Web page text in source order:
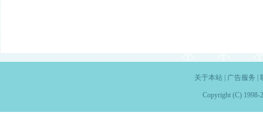
关于本站| 广告服务
Copyright (C) 1998-